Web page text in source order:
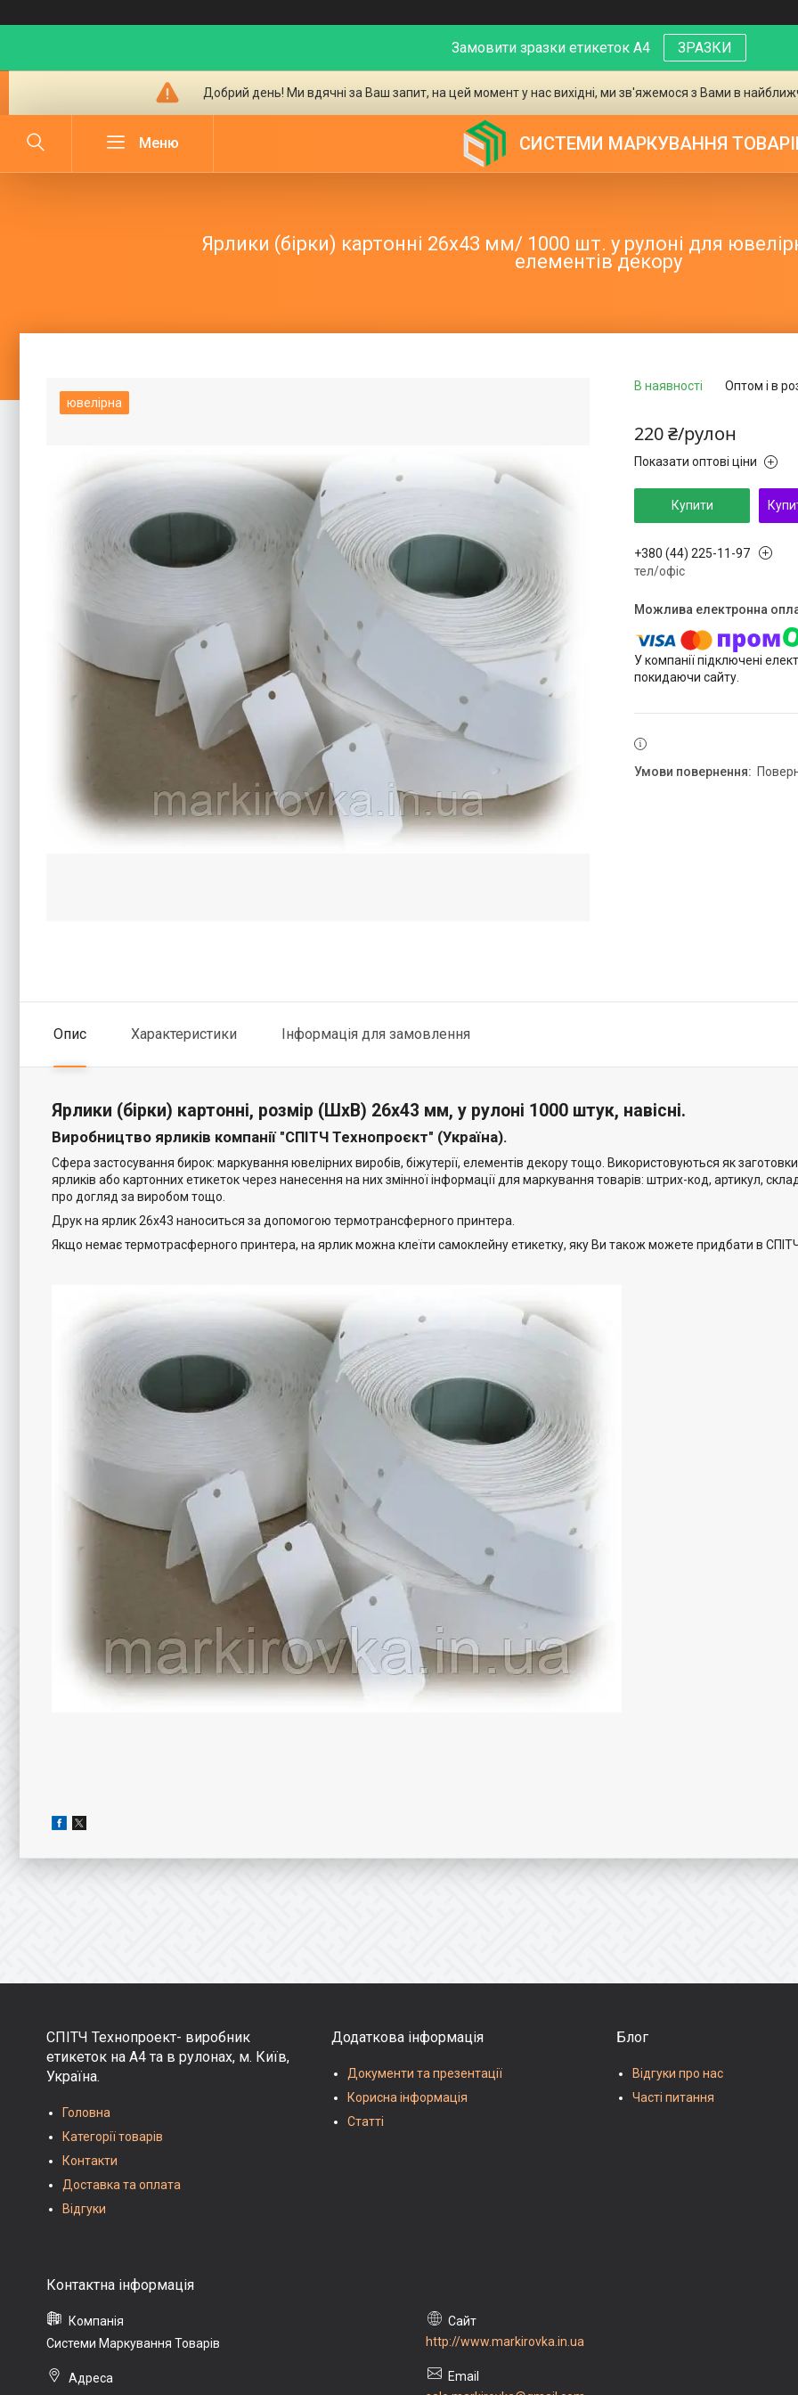
Замовити зразки етикеток А4 ЗРАЗКИ
Добрий день! Ми вдячні за Ваш запит, на цей момент у нас вихідні, ми зв'яжемося з Вами в
СИСТЕМИ МАРКУВАННЯ
Ярлики (бірки) картонні 26х43 мм/ 1000 шт. у рулоні для
елементів декору
ювелірна
В наявності Оптом і в
220 ₴/рулон
Показати оптові ціни
Купити
+380 (44) 225-11-97
тел/офіс
У компанії підключені
покидаючи сайту.
Опис Характеристики Інформація для замовлення
Ярлики (бірки) картонні, розмір (ШхВ) 26х43 мм, у рулоні 1000 штук, навісні.
Виробництво ярликів компанії "СПІТЧ Технопроєкт" (Україна).
Сфера застосування бирок: маркування ювелірних виробів, біжутерії, елементів декору тощо. Використовуються як
ярликів або картонних етикеток через нанесення на них змінної інформації для маркування товарів: штрих-код, артикул,
про догляд за виробом тощо.
Друк на ярлик 26х43 наноситься за допомогою термотрансферного принтера.
Якщо немає термотрасферного принтера, на ярлик можна клеїти самоклейну етикетку, яку Ви також можете придбати в
СПІТЧ Технопроект- виробник
етикеток на А4 та в рулонах, м. Київ,
Україна.
Головна
Категорії товарів
Контакти
Доставка та оплата
Відгуки
Додаткова інформація
Документи та презентації
Корисна інформація
Статті
Блог
Відгуки про нас
Часті питання
Системи Маркування Товарів http://www.markirovka.in.ua